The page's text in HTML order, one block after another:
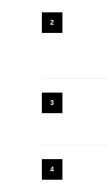
2
3
4